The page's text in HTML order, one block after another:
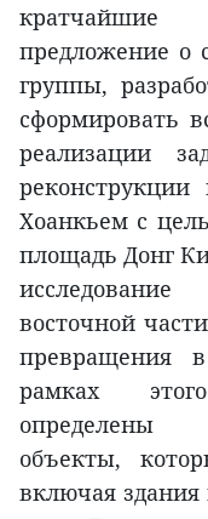
предложение о
группы,
сформировать
реализации
реконструкции
Хоанкьем с
площадь Донг
восточной
превращения
рамках
определены
объекты,
включая здания